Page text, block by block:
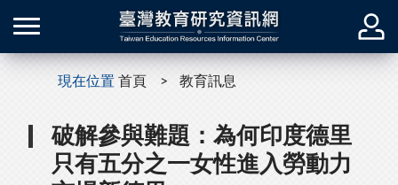
現在位置 首頁 教育訊息
破解參與難題：為何印度德里
只有五分之一女性進入勞動力